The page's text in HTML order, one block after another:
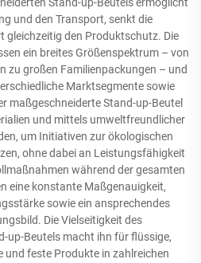
und den Transport, senkt die
gleichzeitig den Produktschutz. Die
ein breites Größenspektrum – von
zu großen Familienpackungen – und
Marktsegmente sowie
maßgeschneiderte Stand-up-Beutel
und mittels umweltfreundlicher
um Initiativen zur ökologischen
ohne dabei an Leistungsfähigkeit
während der gesamten
eine konstante Maßgenauigkeit,
sowie ein ansprechendes
Die Vielseitigkeit des
up-Beutels macht ihn für flüssige,
und feste Produkte in zahlreichen